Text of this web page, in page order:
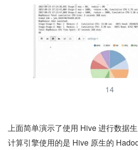
14
上面简单演示了使用 Hive 进行数据
计算引擎使用的是 Hive 原生的